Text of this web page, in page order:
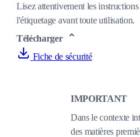
Lisez attentivement les
l'étiquetage avant toute utilisation.
Télécharger
Fiche de sécurité
IMPORTANT
Dans le contexte
des matières